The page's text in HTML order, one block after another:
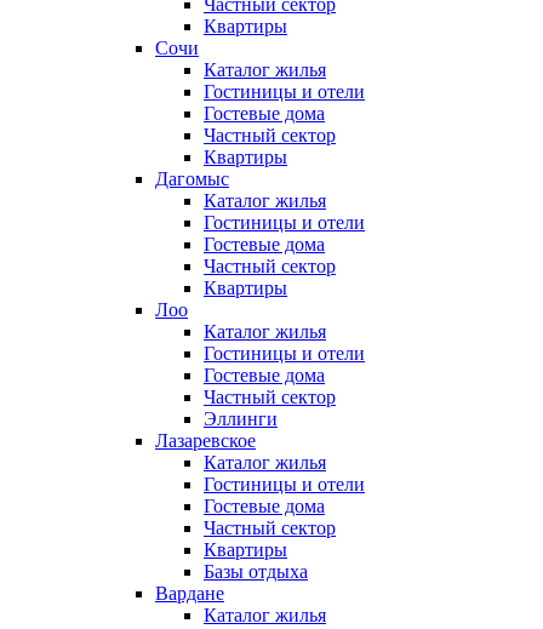
Частный сектор
Квартиры
Сочи
Каталог жилья
Гостиницы и отели
Гостевые дома
Частный сектор
Квартиры
Дагомыс
Каталог жилья
Гостиницы и отели
Гостевые дома
Частный сектор
Квартиры
Лоо
Каталог жилья
Гостиницы и отели
Гостевые дома
Частный сектор
Эллинги
Лазаревское
Каталог жилья
Гостиницы и отели
Гостевые дома
Частный сектор
Квартиры
Базы отдыха
Вардане
Каталог жилья